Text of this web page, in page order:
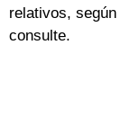
relativos,
consulte.